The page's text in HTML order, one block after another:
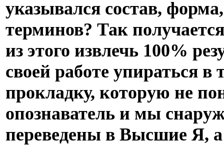
указывался состав,
терминов? Так
из этого извлечь 100%
своей работе упираться
прокладку, которую не
опознаватель и мы
переведены в Высшие Я, а